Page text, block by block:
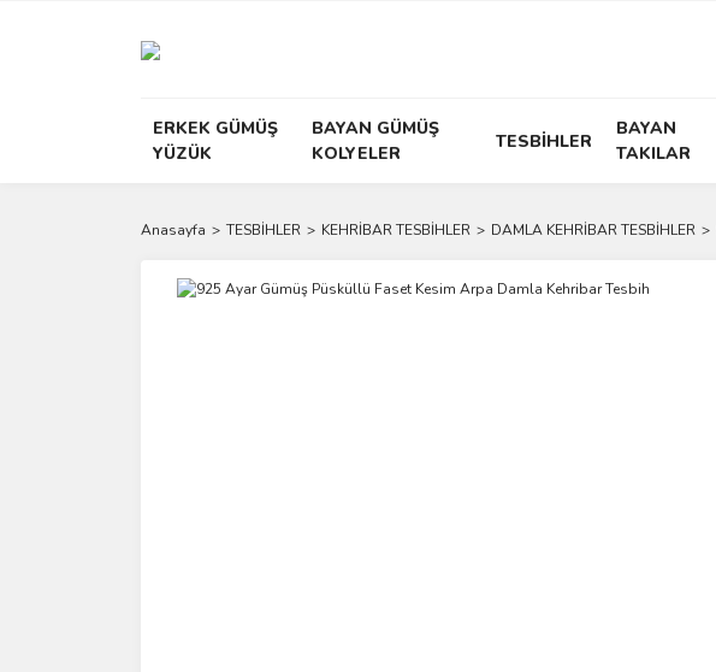
ERKEK GÜMÜŞ
YÜZÜK
BAYAN GÜMÜŞ
KOLYELER
TESBİHLER
BAYAN
TAKILAR
Anasayfa TESBİHLER KEHRİBAR TESBİHLER DAMLA KEHRİBAR TESBİHLER